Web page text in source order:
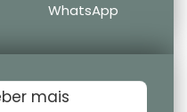
WhatsApp